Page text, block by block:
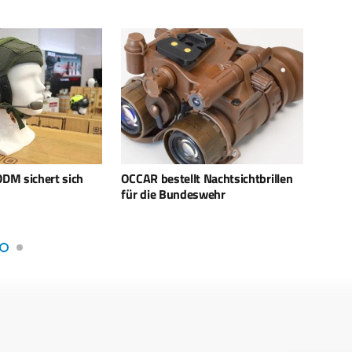
Infodas in Modernisierung des
NATO AWACS involviert